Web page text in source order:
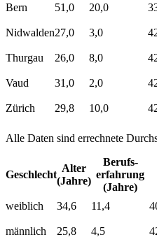
Bern
51,0 20,0
Nidwalden27,0 3,0
Thurgau
26,0 8,0
Vaud
31,0 2,0
Zürich
29,8 10,0
Alle Daten sind errechnete
Geschlecht
Alter
(Jahre)
Berufs­
erfahrung
(Jahre)
weiblich 34,6 11,4
männlich
25,8 4,5